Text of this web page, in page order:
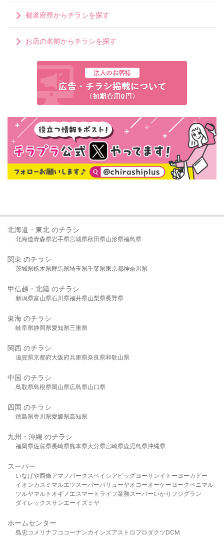
都道府県からチラシを探す
お店の名前からチラシを探す
北海道・東北 のチラシ
北海道青森県岩手県宮城県秋田県山形県福島県
関東 のチラシ
茨城県栃木県群馬県埼玉県千葉県東京都神奈川県
甲信越・北陸 のチラシ
新潟県富山県石川県福井県山梨県長野県
東海 のチラシ
岐阜県静岡県愛知県三重県
関西 のチラシ
滋賀県京都府大阪府兵庫県奈良県和歌山県
中国 のチラシ
鳥取県島根県岡山県広島県山口県
四国 のチラシ
徳島県香川県愛媛県高知県
九州・沖縄 のチラシ
福岡県佐賀県長崎県熊本県大分県宮崎県鹿児島県沖縄県
スーパー
いなげや西條アマノパークスベイシア ビッグヨーサンイトーヨーカドー
イオンカスミ マルエツスーパーバリューヤオコーオーケー ヨークベニマル
ツルヤマルト オギノ エスマート ライフ業務スーパーいかり フジグラン
ダイレックスサンエーイズミヤ
ホームセンター
島忠 コメリ ナフコ コーナンカインズアストロプロダクツDCM